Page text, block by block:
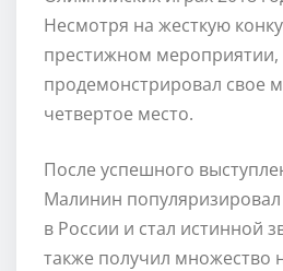
Несмотря на жесткую
престижном
продемонстрировал свое
четвертое место.
После успешного
Малинин
в России и стал истинной
также получил множество